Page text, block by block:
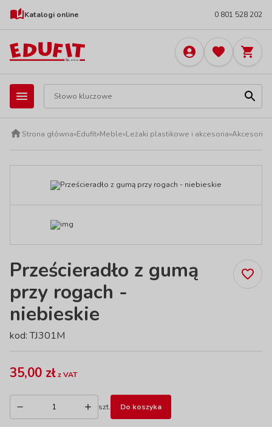
Katalogi online 0 801 528 202
Strona główna»Edufit»Meble»Leżaki plastikowe i akcesoria»Akcesoria
Prześcieradło z gumą
przy rogach -
niebieskie
kod: TJ301M
35,00 złz VAT
szt. Do koszyka